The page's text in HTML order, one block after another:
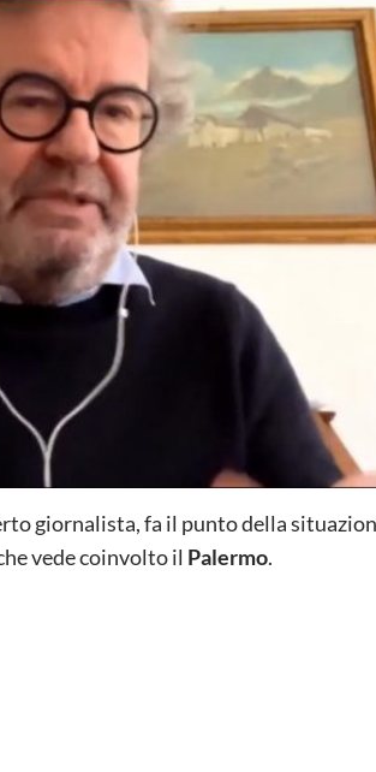
giornalista, fa il punto della
vede coinvolto il Palermo.